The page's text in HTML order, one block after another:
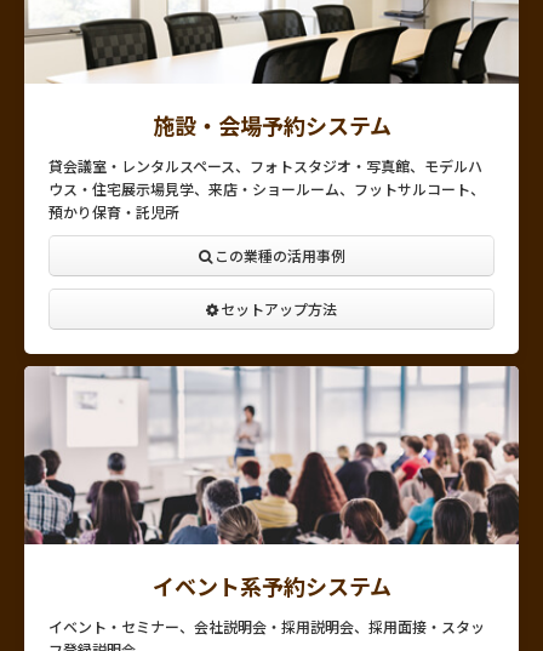
施設・会場予約システム
貸会議室・レンタルスペース、フォトスタジオ・写真館、モデルハ
ウス・住宅展示場見学、来店・ショールーム、フットサルコート、
預かり保育・託児所
この業種の活用事例
セットアップ方法
イベント系予約システム
イベント・セミナー、会社説明会・採用説明会、採用面接・スタッ